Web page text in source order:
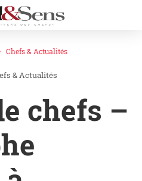
Chefs & Actualités
& Actualités
chefs –